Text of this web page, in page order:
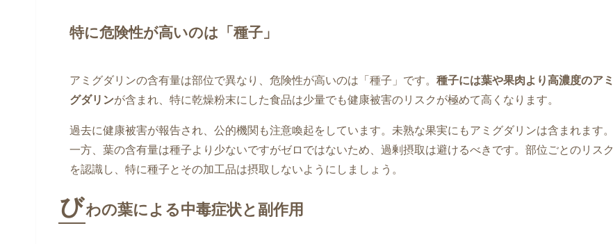
特に危険性が高いのは「種子」
アミグダリンの含有量は部位で異なり、危険性が高いのは「種子」です。 種子には葉や果肉より高濃度のアミ
グダリンが含まれ、特に乾燥粉末にした食品は少量でも健康被害のリスクが極めて高くなります。
過去に健康被害が報告され、公的機関も注意喚起をしています。未熟な果実にもアミグダリンは含まれます。
一方、葉の含有量は種子より少ないですがゼロではないため、過剰摂取は避けるべきです。部位ごとのリスク
を認識し、特に種子とその加工品は摂取しないようにしましょう。
びわの葉による中毒症状と副作用